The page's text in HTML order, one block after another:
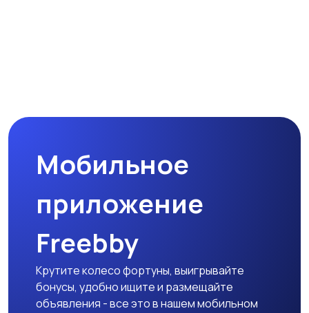
Мобильное
приложение
Freebby
Крутите колесо фортуны, выигрывайте
бонусы, удобно ищите и размещайте
объявления - все это в нашем мобильном